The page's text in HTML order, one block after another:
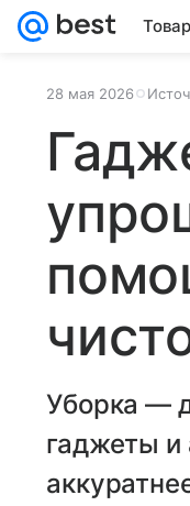
28 мая 2026
Уборка —
гаджеты и